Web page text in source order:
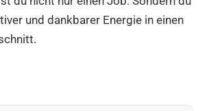
und dankbarer Energie in einen